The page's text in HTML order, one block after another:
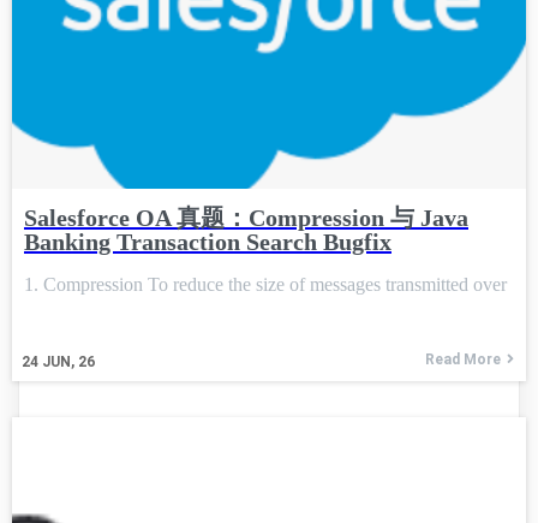
Salesforce OA 真题：Compression 与 Java
Banking Transaction Search Bugfix
24 JUN, 26
1. Compression To reduce the size of messages transmitted over
Read More